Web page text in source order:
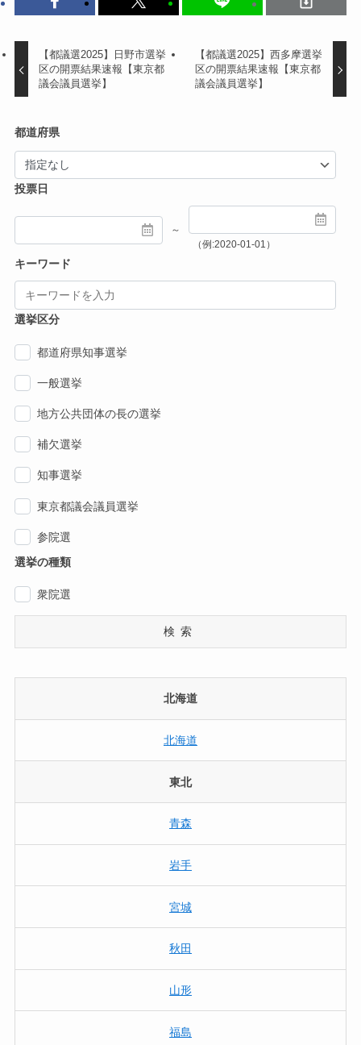
【都議選2025】日野市選挙
区の開票結果速報【東京都
議会議員選挙】
【都議選2025】西多摩選挙
区の開票結果速報【東京都
議会議員選挙】
都道府県
投票日
～
（例:2020-01-01）
キーワード
選挙区分
都道府県知事選挙
一般選挙
地方公共団体の長の選挙
補欠選挙
知事選挙
東京都議会議員選挙
参院選
選挙の種類
衆院選
検索
北海道
北海道
東北
青森
岩手
宮城
秋田
山形
福島